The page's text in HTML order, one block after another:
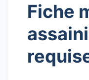
Fiche